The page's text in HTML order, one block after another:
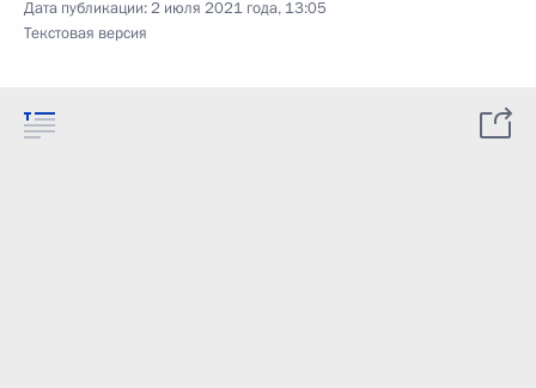
Дата публикации:2 июля 2021 года, 13:05
Текстовая версия